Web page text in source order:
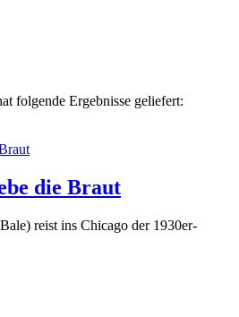
folgende Ergebnisse geliefert:
die Braut
reist ins Chicago der 1930er-